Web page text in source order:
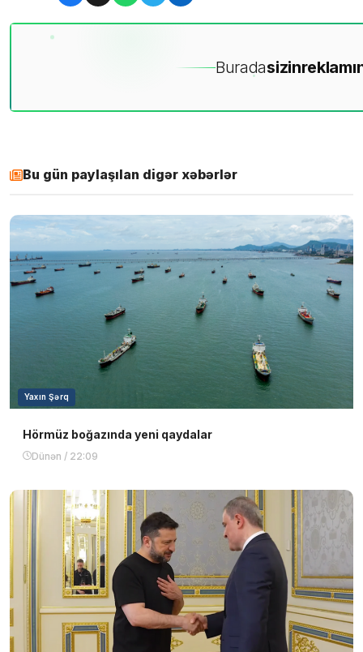
Buradasizin
Bu gün paylaşılan digər xəbərlər
Yaxın Şərq
Hörmüz boğazında yeni qaydalar
Dünən / 22:09